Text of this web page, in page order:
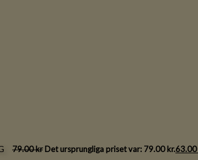
79.00kr Det ursprungliga priset var: 79.00 kr.63.00